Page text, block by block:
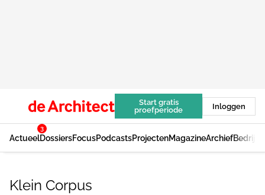
Start gratis
proefperiode
Inloggen
Actueel
3
DossiersFocusPodcastsProjectenMagazineArchief
Klein Corpus